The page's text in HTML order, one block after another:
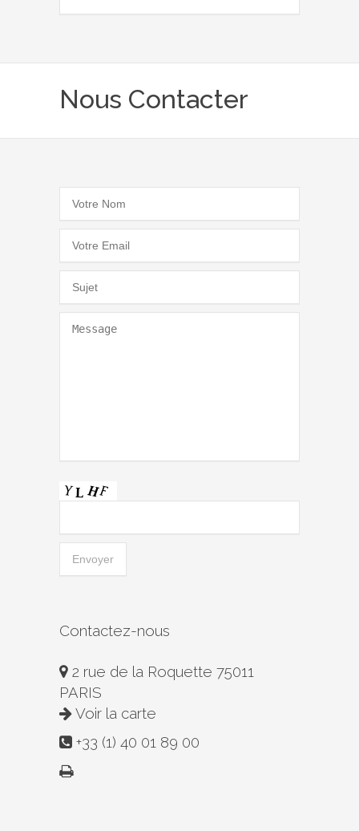
Nous Contacter
Contactez-nous
2 rue de la Roquette 75011
PARIS
Voir la carte
+33 (1) 40 01 89 00